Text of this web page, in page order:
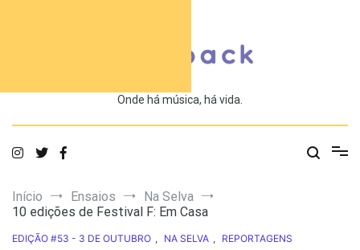
Onde há música, há vida.
Início Ensaios
Na Selva
10 edições de Festival F: Em Casa
EDIÇÃO #53 - 3 DE OUTUBRO , NA SELVA , REPORTAGENS